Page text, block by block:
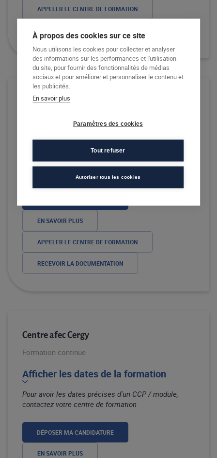
APPELER LE CENTRE DE FORMATION
Centre afec Maisons-Laffitte
Afficher les dates de la formation
Pour avoir les dates précises d'un CCP / module,
EN SAVOIR PLUS
APPELER LE CENTRE DE FORMATION
RECEVOIR LA DOCUMENTATION
Centre afec Cergy
Formation continue
Afficher les dates de la formation
Pour avoir les dates précises d'un CCP / module,
contactez votre centre de formation
DÉPOSER MA CANDIDATURE
EN SAVOIR PLUS
À propos des cookies sur ce site
Nous utilisons les cookies pour collecter et analyser
des informations sur les performances et l'utilisation
du site, pour fournir des fonctionnalités de médias
sociaux et pour améliorer et personnaliser le contenu et
les publicités.
En savoir plus
Paramètres des cookies
Tout refuser
Autoriser tous les cookies